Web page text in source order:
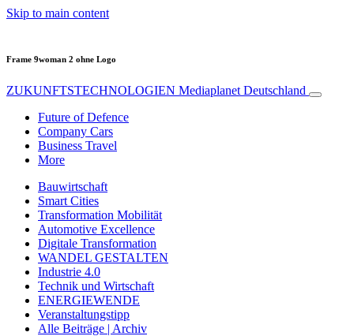
Skip to main content
Frame 9woman 2 ohne Logo
ZUKUNFTSTECHNOLOGIEN Mediaplanet Deutschland
Future of Defence
Company Cars
Business Travel
More
Bauwirtschaft
Smart Cities
Transformation Mobilität
Automotive Excellence
Digitale Transformation
WANDEL GESTALTEN
Industrie 4.0
Technik und Wirtschaft
ENERGIEWENDE
Veranstaltungstipp
Alle Beiträge | Archiv